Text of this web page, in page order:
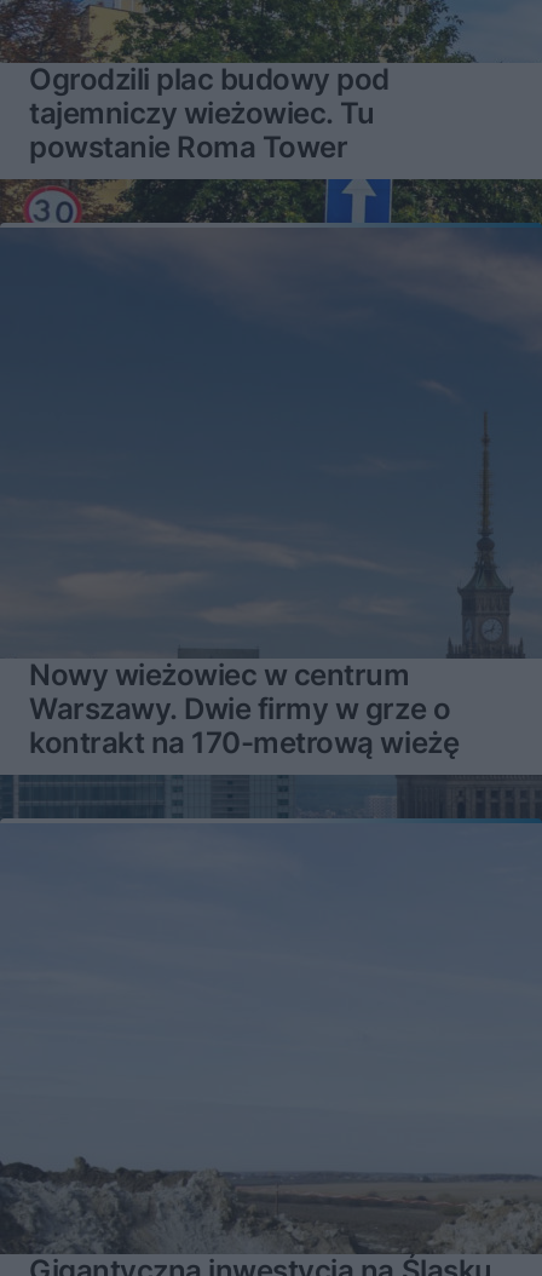
Ogrodzili plac budowy pod
tajemniczy wieżowiec. Tu
powstanie Roma Tower
Nowy wieżowiec w centrum
Warszawy. Dwie firmy w grze o
kontrakt na 170-metrową wieżę